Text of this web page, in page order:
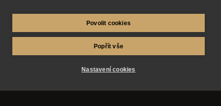
Povolit cookies
Popřít vše
Nastavení cookies